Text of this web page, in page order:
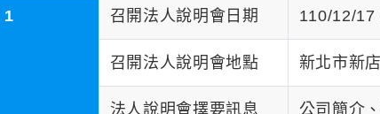
1 召開法人說明會日期 110/12/17
召開法人說明會地點 新北市新
法人說明會擇要訊息 公司簡介